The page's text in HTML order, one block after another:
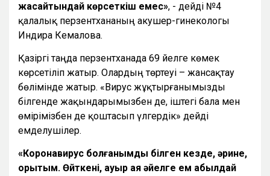
жасайтындай көрсеткіш емес», - дейді №4
қалалық перзентхананың акушер-гинекологы
Индира Кемалова.
Қазіргі таңда перзентханада 69 әйелге көмек
көрсетіліп жатыр. Олардың төртеуі – жансақтау
бөлімінде жатыр. «Вирус жұқтырғанымызды
білгенде жақындарымызбен де, іштегі бала мен
өмірімізбен де қоштасып үлгердік» дейді
емделушілер.
«Коронавирус болғанымды білген кезде, әрине,
қорықтым. Өйткені, ауыр аяқ әйелге ем қабылдай